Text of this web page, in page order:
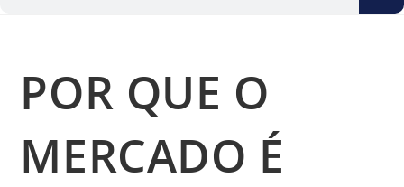
POR QUE O
MERCADO É